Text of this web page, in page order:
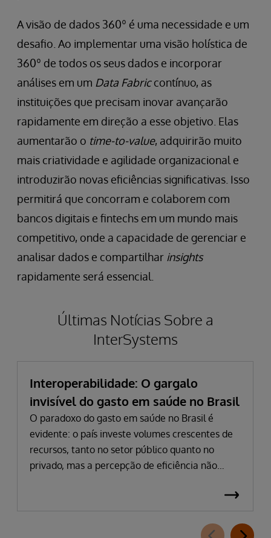
A visão de dados 360º é uma necessidade e um
desafio. Ao implementar uma visão holística de
360º de todos os seus dados e incorporar
análises em um Data Fabriccontínuo, as
instituições que precisam inovar avançarão
rapidamente em direção a esse objetivo. Elas
aumentarão o time-to-value, adquirirão muito
mais criatividade e agilidade organizacional e
introduzirão novas eficiências significativas. Isso
permitirá que concorram e colaborem com
bancos digitais e fintechs em um mundo mais
competitivo, onde a capacidade de gerenciar e
analisar dados e compartilhar insights
rapidamente será essencial.
Últimas Notícias Sobre a
InterSystems
Interoperabilidade: O gargalo
invisível do gasto em saúde no Brasil
O paradoxo do gasto em saúde no Brasil é
evidente: o país investe volumes crescentes de
recursos, tanto no setor público quanto no
privado, mas a percepção de eficiência não
público atingiu 5,03% do PIB, impulsionado por
em termos nominais. Na saúde suplementar, a